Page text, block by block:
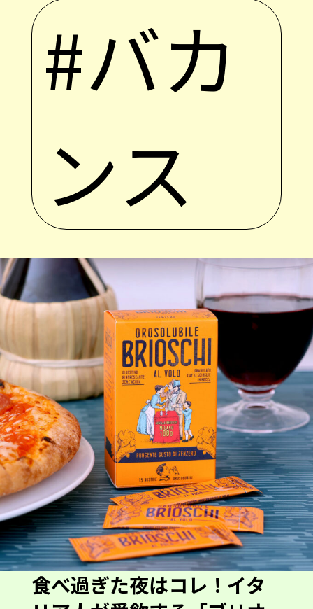
#バカ
ンス
食べ過ぎた夜はコレ！イタ